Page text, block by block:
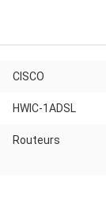
CISCO
HWIC-1ADSL
Routeurs